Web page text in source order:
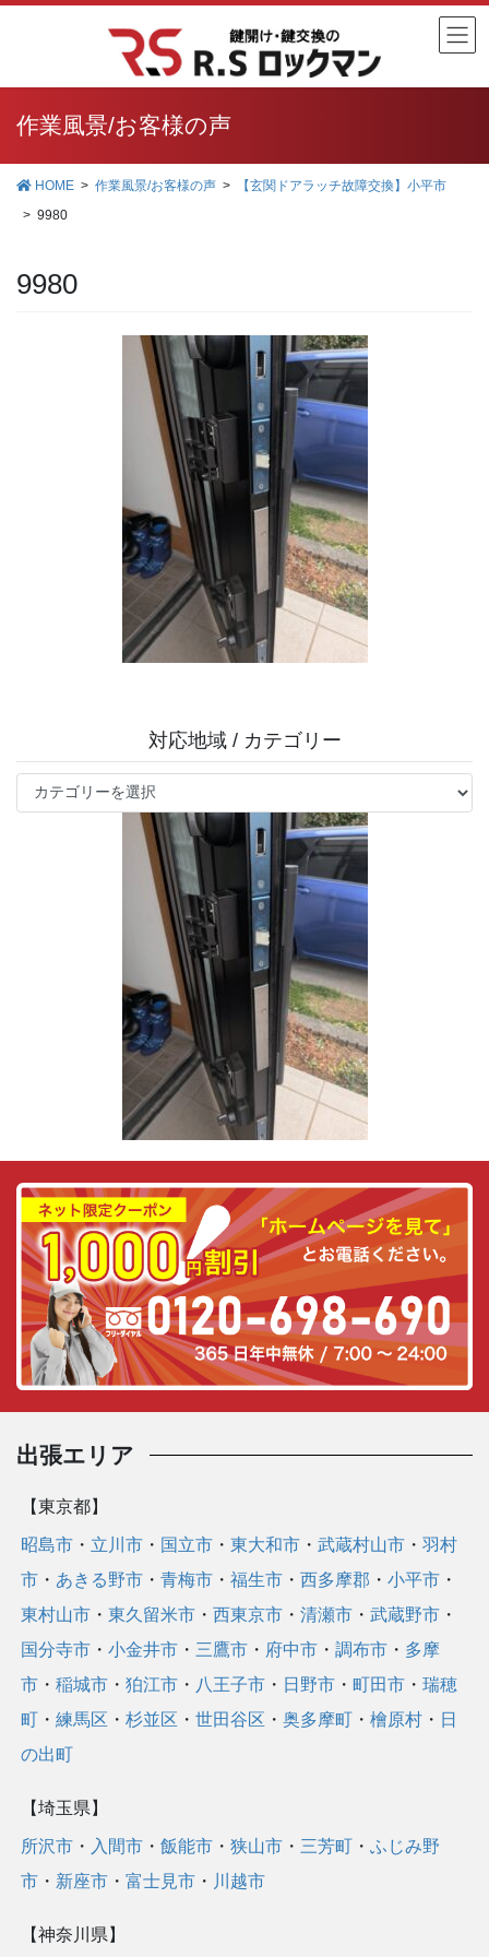
コ
ン
移
ナ
ー
ン
作業風景/お客様の声
HOME 作業風景/お客様の声
【玄関ドアラッチ故障交換】小平市
9980
9980
対応地域 / カテゴリー
応
出張エリア
【東京都】
昭島市 ・ 立川市 ・ 国立市 ・東大和市 ・武蔵村山市 ・羽村
市 ・ あきる野市 ・青梅市 ・福生市 ・西多摩郡 ・小平市 ・
東村山市 ・東久留米市 ・西東京市 ・清瀬市 ・武蔵野市 ・
国分寺市 ・小金井市 ・ 三鷹市 ・ 府中市 ・調布市 ・ 多摩
市 ・稲城市 ・狛江市 ・ 八王子市 ・ 日野市 ・町田市 ・瑞穂
町 ・練馬区 ・杉並区 ・世田谷区 ・奥多摩町 ・檜原村 ・ 日
の出町
【埼玉県】
所沢市 ・ 入間市 ・飯能市 ・狭山市 ・ 三芳町 ・ふじみ野
市 ・ 新座市 ・富士見市 ・ 川越市
【神奈川県】